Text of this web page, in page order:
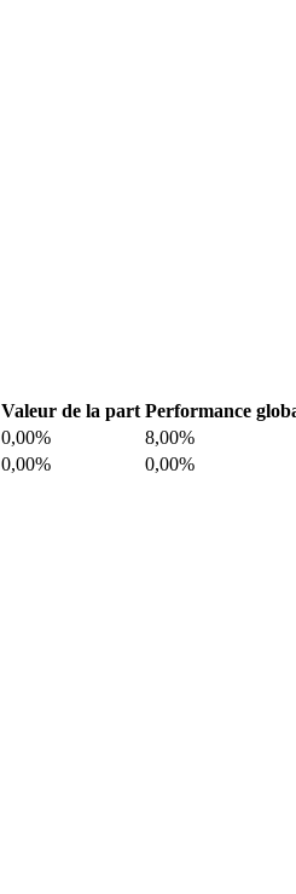
Valeur de la part Performance
0,00%
8,00%
0,00% 0,00%